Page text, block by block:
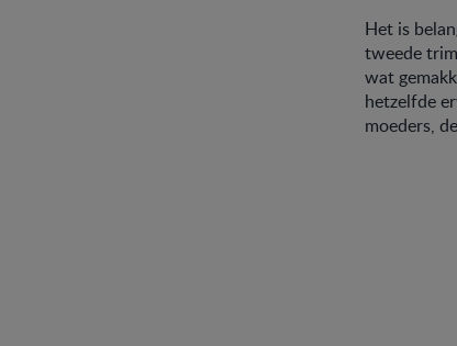
Het is
tweede
wat
hetzelfde
moeders,